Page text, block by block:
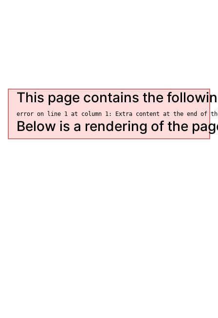
This page contains the
Below is a rendering of the